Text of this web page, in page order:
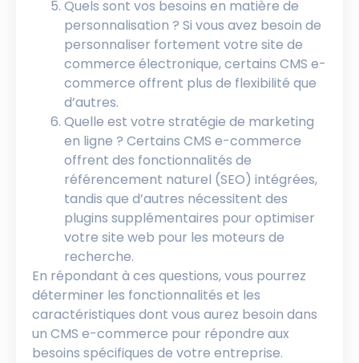
Quels sont vos besoins en matière de
personnalisation ? Si vous avez besoin de
personnaliser fortement votre site de
commerce électronique, certains CMS e-
commerce offrent plus de flexibilité que
d’autres.
Quelle est votre stratégie de marketing
en ligne ? Certains CMS e-commerce
offrent des fonctionnalités de
référencement naturel (SEO) intégrées,
tandis que d’autres nécessitent des
plugins supplémentaires pour optimiser
votre site web pour les moteurs de
recherche.
En répondant à ces questions, vous pourrez
déterminer les fonctionnalités et les
caractéristiques dont vous aurez besoin dans
un CMS e-commerce pour répondre aux
besoins spécifiques de votre entreprise.